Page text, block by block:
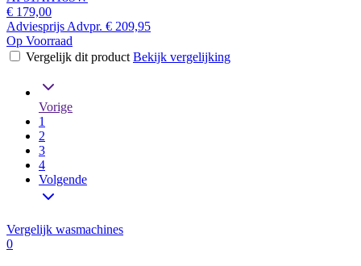
€ 179,00
Adviesprijs Advpr. € 209,95
Op Voorraad
Vergelijk dit product Bekijk vergelijking
Vorige
1
2
3
4
Volgende
Vergelijk wasmachines
0